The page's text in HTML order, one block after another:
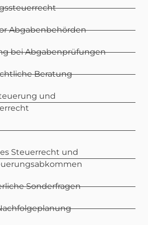
Abgabenbehörden
bei Abgabenprüfungen
Beratung
und
Steuerrecht und
Sonderfragen